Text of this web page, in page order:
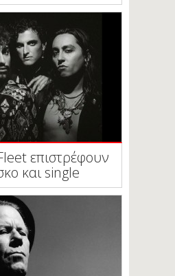
επιστρέφουν
και single